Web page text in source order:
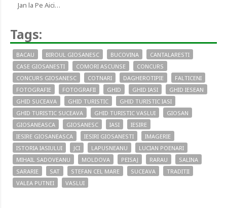
Jan la Pe Aici…
Tags:
BACAU BIROUL GIOSANESC BUCOVINA
CANTALARESTI
CASE GIOSANESTI
COMORI ASCUNSE
CONCURS
CONCURS GIOSANESC
COTNARI DAGHEROTIPIE
FALTICENI
FOTOGRAFIE
FOTOGRAFII GHID GHID IASI
GHID IESEAN
GHID SUCEAVA
GHID TURISTIC
GHID TURISTIC IASI
GHID TURISTIC SUCEAVA
GHID TURISTIC VASLUI
GIOSAN
GIOSANEASCA
GIOSANESC IASI
IESIRE
IESIRE GIOSANEASCA
IESIRI GIOSANESTI
IMAGERIE
ISTORIA IASIULUI
JCI LAPUSNEANU
LUCIAN POENARI
MIHAIL SADOVEANU
MOLDOVA PEISAJ RARAU
SALINA
SARARIE
SAT STEFAN CEL MARE SUCEAVA
TRADITII
VALEA PUTNEI
VASLUI